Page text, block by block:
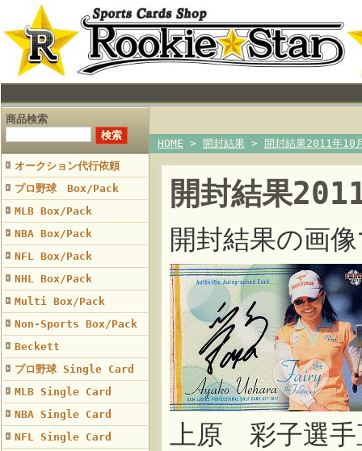
商品検索
オークション代行依頼
プロ野球 Box/Pack
MLB Box/Pack
NBA Box/Pack
NFL Box/Pack
NHL Box/Pack
Multi Box/Pack
Non-Sports Box/Pack
Beckett
プロ野球 Single Card
MLB Single Card
NBA Single Card
NFL Single Card
HOME > 開封結果 > 開封結果2011年10
開封結果
開封結果の画
上原 彩子選手